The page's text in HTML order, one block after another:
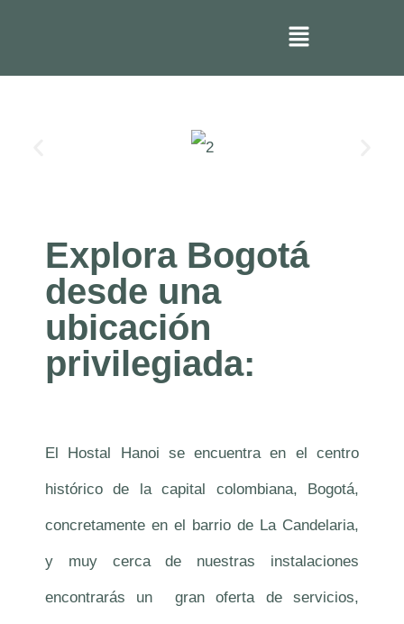
Explora Bogotá
desde una
ubicación
privilegiada:
El Hostal Hanoi se encuentra en el centro
histórico de la capital colombiana, Bogotá,
concretamente en el barrio de La Candelaria,
y muy cerca de nuestras instalaciones
encontrarás un gran oferta de servicios,